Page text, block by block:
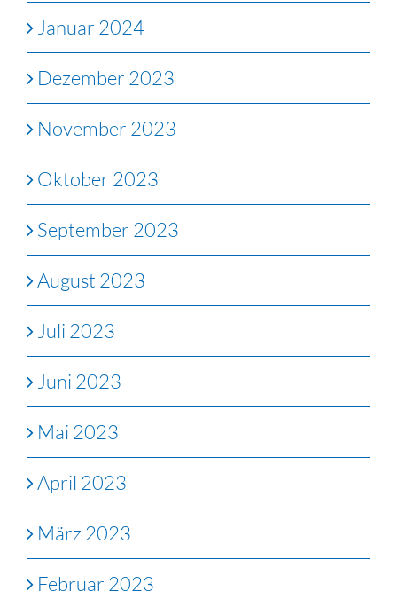
Januar 2024
Dezember 2023
November 2023
Oktober 2023
September 2023
August 2023
Juli 2023
Juni 2023
Mai 2023
April 2023
März 2023
Februar 2023